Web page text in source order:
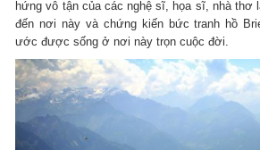
hứng vô tận của các nghệ sĩ, họa sĩ, nhà thơ
đến nơi này và chứng kiến bức tranh hồ
ước được sống ở nơi này trọn cuộc đời.